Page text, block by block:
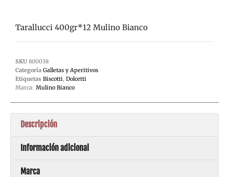
Tarallucci 400gr*12 Mulino Bianco
SKU 800038
Categoría Galletas y Aperitivos
Etiquetas Biscotti, Dolcetti
Marca: Mulino Bianco
Descripción
Información adicional
Marca